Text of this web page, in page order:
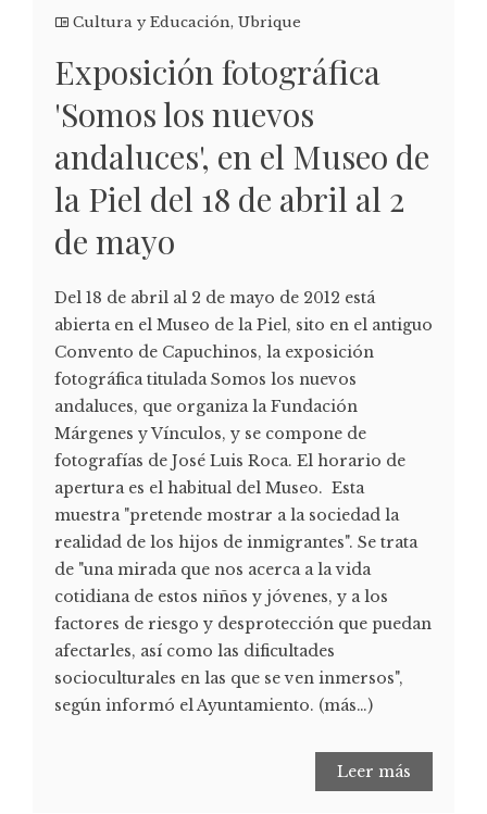
Cultura y Educación, Ubrique
Exposición fotográfica
'Somos los nuevos
andaluces', en el Museo de
la Piel del 18 de abril al 2
de mayo
Del 18 de abril al 2 de mayo de 2012 está
abierta en el Museo de la Piel, sito en el antiguo
Convento de Capuchinos, la exposición
fotográfica titulada Somos los nuevos
andaluces, que organiza la Fundación
Márgenes y Vínculos, y se compone de
fotografías de José Luis Roca. El horario de
apertura es el habitual del Museo. Esta
muestra "pretende mostrar a la sociedad la
realidad de los hijos de inmigrantes". Se trata
de "una mirada que nos acerca a la vida
cotidiana de estos niños y jóvenes, y a los
factores de riesgo y desprotección que puedan
afectarles, así como las dificultades
socioculturales en las que se ven inmersos",
según informó el Ayuntamiento. (más…)
Leer más